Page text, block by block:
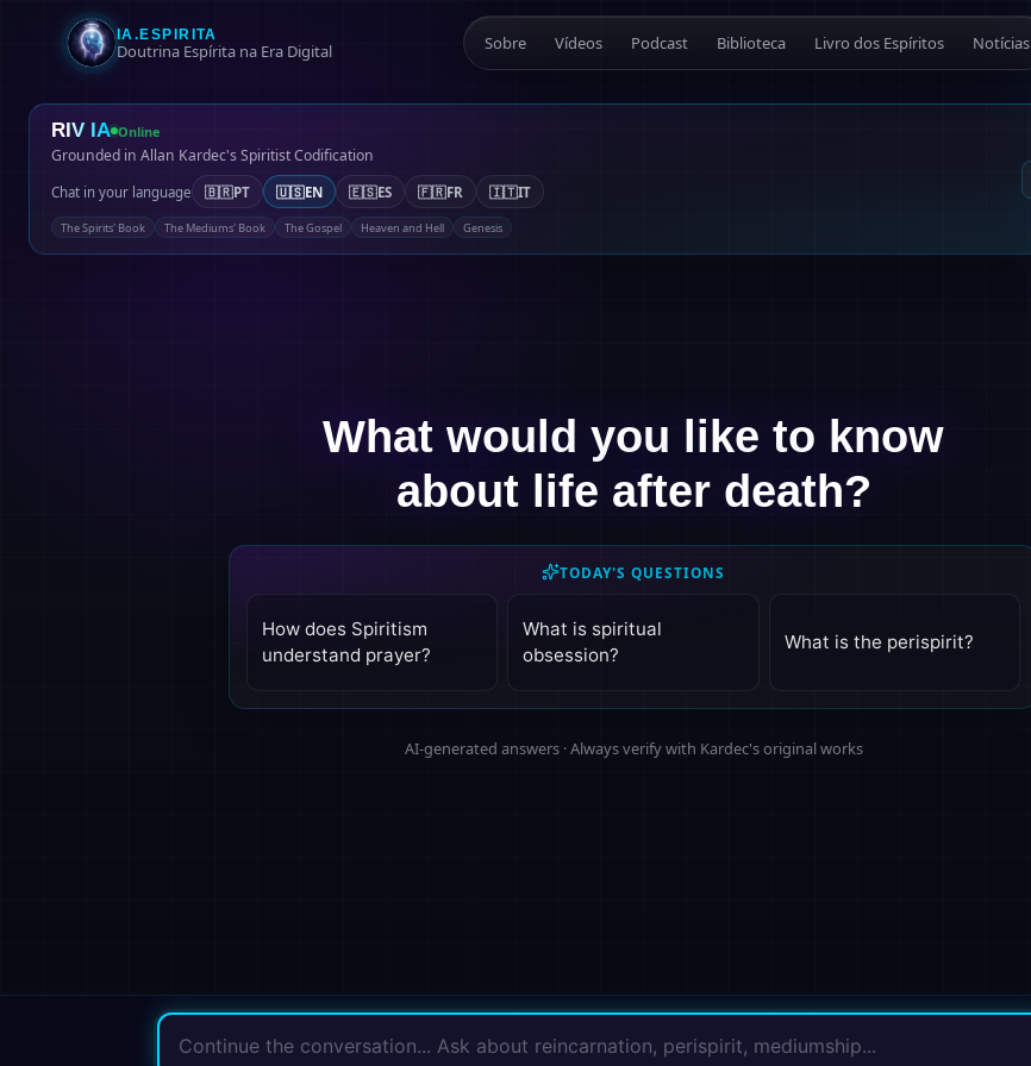
IA.ESPIRITA
Doutrina Espírita na Era Digital Sobre Vídeos Podcast Biblioteca Livro dos Espíritos Notícias
RIV IA Online
Grounded in Allan Kardec's Spiritist Codification
Chat in your language 🇧🇷PT 🇺🇸EN 🇪🇸ES 🇫🇷FR 🇮🇹IT
The Spirits' Book The Mediums' Book The Gospel Heaven and Hell Genesis
What would you like to know
about life after death?
TODAY'S QUESTIONS
How does Spiritism
understand prayer?
What is spiritual
obsession?
What is the perispirit?
AI-generated answers · Always verify with Kardec's original works